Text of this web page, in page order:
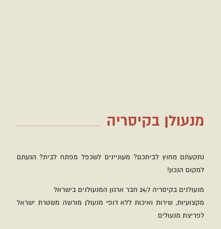
מנעולן בקיסריה
נתקעתם מחוץ לביתכם? מעוניינים לשכפל מפתח לבית? הגעתם
למקום הנכון!
מנעולנים בקיסריה 24/7 חבר ארגון המנעולנים בישראל
מקצועיות, שירות ואיכות ללא דופי מנעולן מורשה משטרת ישראל
לפריצת מנעולים